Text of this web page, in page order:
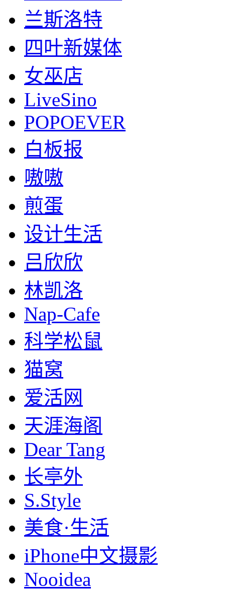
兰斯洛特
四叶新媒体
女巫店
LiveSino
POPOEVER
白板报
嗷嗷
煎蛋
设计生活
吕欣欣
林凯洛
Nap-Cafe
科学松鼠
猫窝
爱活网
天涯海阁
Dear Tang
长亭外
S.Style
美食·生活
iPhone中文摄影
Nooidea